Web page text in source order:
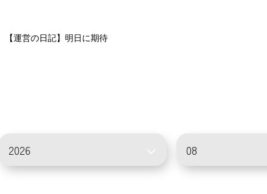
【運営の日記】明日に期待